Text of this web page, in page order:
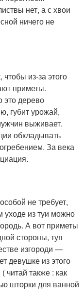
нет, а с хвои
ничего не
чтобы из-за этого
приметы.
это дерево
губит урожай,
выживает.
обкладывать
За века
не требует,
уходе из туи можно
А вот приметы
стороны, туя
изгороди —
девушке из этого
также : как
шторки для ванной